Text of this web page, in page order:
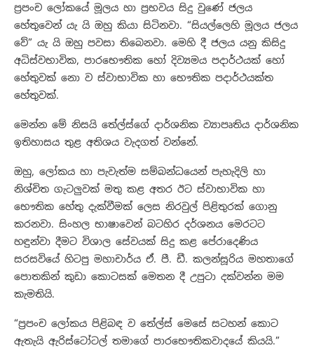
ප්‍රපංච ලෝකයේ මූලය හා ප්‍රභවය සිදු වුණේ ජලය
හේතුවෙන් යැ යි ඔහු කියා සිටිනවා. “සියල්ලෙහි මූලය ජලය
වේ” යැ යි ඔහු පවසා තිබෙනවා. මෙහි දී ජලය යනු කිසිදු
අධිස්වභාවික, පාරභෞතික හෝ දිව්‍යමය පදාර්ථයක් හෝ
හේතුවක් නො ව ස්වාභාවික හා භෞතික පදාර්ථයක්ත
හේතුවක්.
මෙන්න මේ නිසයි තේල්ස්ගේ දාර්ශනික ව්‍යාපෘතිය දාර්ශනික
ඉතිහාසය තුළ අතිශය වැදගත් වන්නේ.
ඔහු, ලෝකය හා පැවැත්ම සම්බන්ධයෙන් පැහැදිලි හා
නිශ්චිත ගැටලුවක් මතු කළ අතර ඊට ස්වාභාවික හා
භෞතික හේතු දැක්වීමක් ලෙස නිරවුල් පිළිතුරක් ගොනු
කරනවා. සිංහල භාෂාවෙන් බටහිර දර්ශනය මෙරටට
හඳුන්වා දීමට විශාල සේවයක් සිදු කළ පේරාදෙණිය
සරසවියේ හිටපු මහාචාර්ය ඒ. පී. ඩී. කලන්සූරිය මහතාගේ
පොතකින් කුඩා කොටසක් මෙතන දී උපුටා දක්වන්න මම
කැමතියි.
“ප්‍රපංච ලෝකය පිළිබඳ ව තේල්ස් මෙසේ සටහන් කොට
ඇතැයි ඇරිස්ටෝටල් තමාගේ පාරභෞතිකවාදයේ කියයි.”